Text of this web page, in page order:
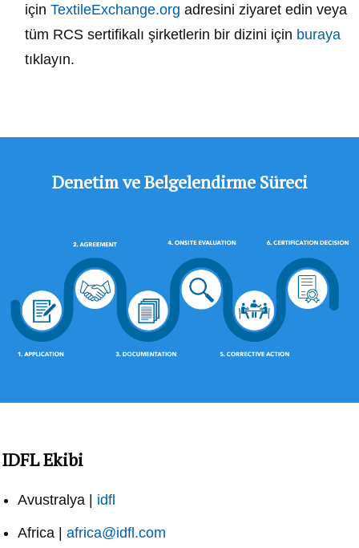
için TextileExchange.org adresini ziyaret edin veya
tüm RCS sertifikalı şirketlerin bir dizini için buraya
tıklayın.
Denetim ve Belgelendirme Süreci
IDFL Ekibi
Avustralya | idfl
Africa | africa@idfl.com